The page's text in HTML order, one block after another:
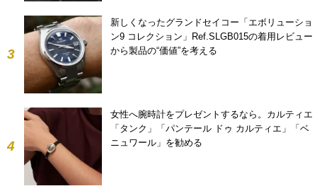
3
新しくなったグランドセイコー「エボリューショ
ン9 コレクション」Ref.SLGB015の着用レビュー
から製品の“価値”を考える
4
女性へ腕時計をプレゼントするなら。カルティエ
「タンク」「パンテール ドゥ カルティエ」「ベ
ニュワール」を勧める